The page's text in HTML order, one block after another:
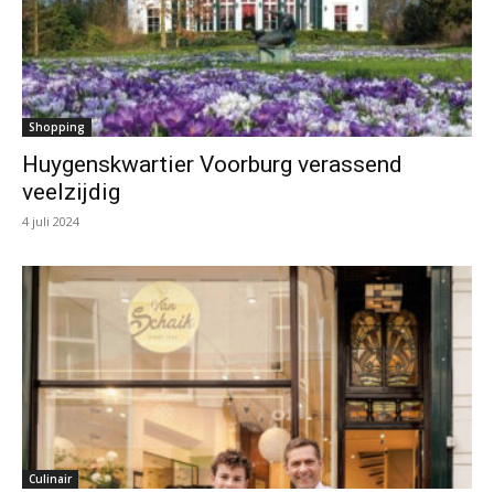
Shopping
Huygenskwartier Voorburg verassend
veelzijdig
4 juli 2024
Culinair